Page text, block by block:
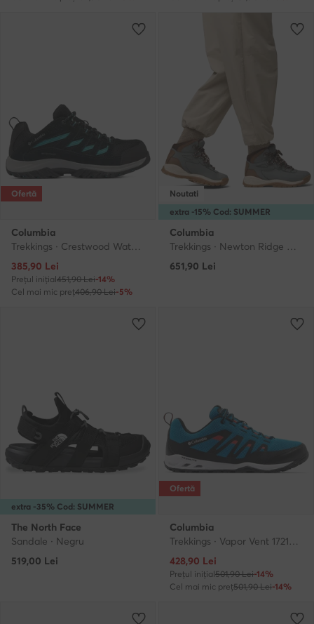
Ofertă
Columbia
Trekkings · Crestwood Waterproof 2099881 · Negru
Prețul actual
385,90 Lei
Prețul inițial451,90 Lei-14%
Cel mai mic preț406,90 Lei-5%
extra -15% Cod: SUMMER
Noutati
Columbia
Trekkings · Newton Ridge Mid WP 1424692 · Verde
651,90 Lei
extra -35% Cod: SUMMER
The North Face
Sandale · Negru
519,00 Lei
Ofertă
Columbia
Trekkings · Vapor Vent 1721481 · Albastru
Prețul actual
428,90 Lei
Prețul inițial501,90 Lei-14%
Cel mai mic preț501,90 Lei-14%